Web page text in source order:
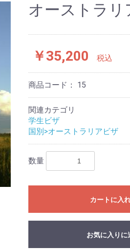
オーストラ
￥35,200 税込
商品コード： 15
関連カテゴリ
学生ビザ
国別>オーストラリアビザ
数量
カートに入
お気に入りに